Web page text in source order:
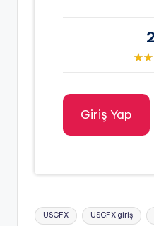
Giriş Yap
Tags:
USGFX USGFX giriş